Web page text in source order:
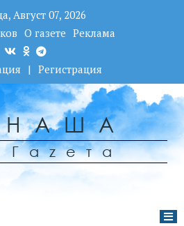
Август 07, 2026
О газете Реклама
| Регистрация
НАША
Гаzета